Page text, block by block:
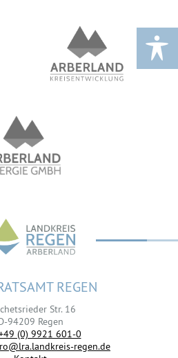
REGEN
Str. 16
94209 Regen
(0) 9921 601-0
regen.de